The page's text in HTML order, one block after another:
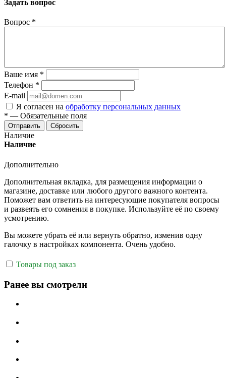
Задать вопрос
Вопрос *
Ваше имя *
Телефон *
E-mail
Я согласен на обработку персональных данных
* — Обязательные поля
Отправить Сбросить
Наличие
Наличие
Дополнительно
Дополнительная вкладка, для размещения информации о
магазине, доставке или любого другого важного контента.
Поможет вам ответить на интересующие покупателя вопросы
и развеять его сомнения в покупке. Используйте её по своему
усмотрению.
Вы можете убрать её или вернуть обратно, изменив одну
галочку в настройках компонента. Очень удобно.
Товары под заказ
Ранее вы смотрели